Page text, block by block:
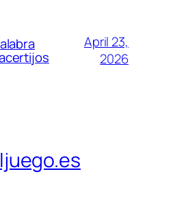
April 23,
2026